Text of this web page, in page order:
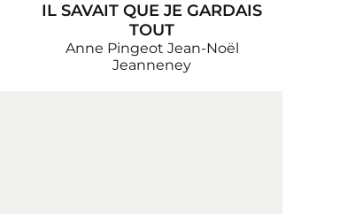
IL SAVAIT QUE JE GARDAIS
TOUT
Anne Pingeot Jean-Noël
Jeanneney